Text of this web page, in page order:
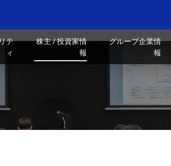
テ
ィ
株主 / 投資家情
報
グループ企業情
報